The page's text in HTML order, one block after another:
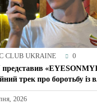
CLUB UKRAINE 0
трек про боротьбу із
2026